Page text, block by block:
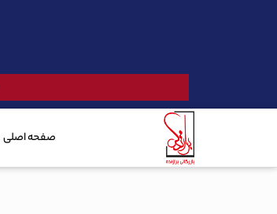
صفحه اصلی